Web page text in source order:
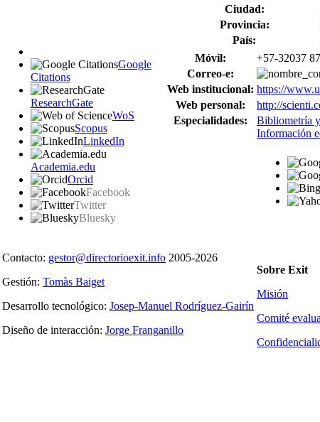
Google
Citations
ResearchGate
WoS
Scopus
LinkedIn
Academia.edu
Orcid
Facebook
Twitter
Bluesky
Ciudad:
Provincia:
País:
Móvil:
+57-32037
Correo-e:
Web institucional: https://
Web personal:
http://
Especialidades:
Bibliometría
Información
Contacto: gestor@directorioexit.info 2005-2026
Gestión: Tomàs Baiget
Desarrollo tecnológico: Josep-Manuel Rodríguez-Gairín
Diseño de interacción: Jorge Franganillo
Sobre Exit
Misión
Comité